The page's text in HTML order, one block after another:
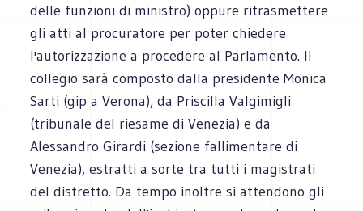
delle funzioni di ministro) oppure ritrasmettere
gli atti al procuratore per poter chiedere
l'autorizzazione a procedere al Parlamento. Il
collegio sarà composto dalla presidente Monica
Sarti (gip a Verona), da Priscilla Valgimigli
(tribunale del riesame di Venezia) e da
Alessandro Girardi (sezione fallimentare di
Venezia), estratti a sorte tra tutti i magistrati
del distretto. Da tempo inoltre si attendono gli